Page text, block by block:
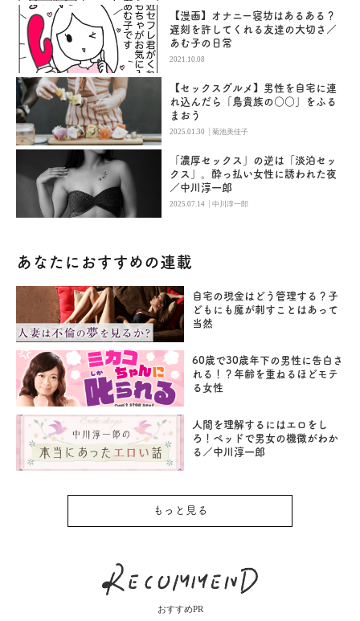
【漫画】オナニー寝坊はあるある？
遅刻を許してくれる友達の大切さ／
あむ子の日常
2021.10.08
【セックスグルメ】男性を自宅に連
れ込んだら「鳥貴族の○○」をふる
まおう
2025.01.30 |菊池美佳子
「濃厚セックス」の逆は「淡泊セッ
クス」。酔っ払い女性に誘われた夜
／中川淳一郎
2025.07.14 |中川淳一郎
あなたにおすすめの連載
自宅の現金はどう管理する？子
どもにも魔が刺すことはあって
当然
60歳で30歳年下の男性に告白さ
れる！？年齢を重ねるほどモテ
る女性
人間を理解するにはエロをし
ろ！ベッドで男女の機微がわか
る／中川淳一郎
もっと見る
おすすめPR